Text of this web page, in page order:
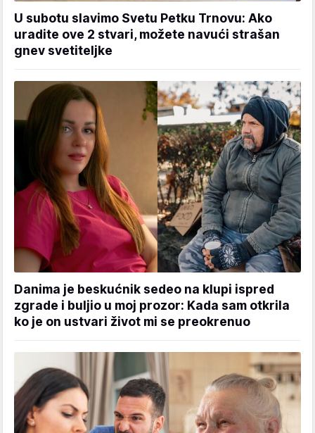
U subotu slavimo Svetu Petku Trnovu: Ako
uradite ove 2 stvari, možete navući strašan
gnev svetiteljke
Danima je beskućnik sedeo na klupi ispred
zgrade i buljio u moj prozor: Kada sam otkrila
ko je on ustvari život mi se preokrenuo